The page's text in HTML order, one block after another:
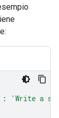
:
'Write a